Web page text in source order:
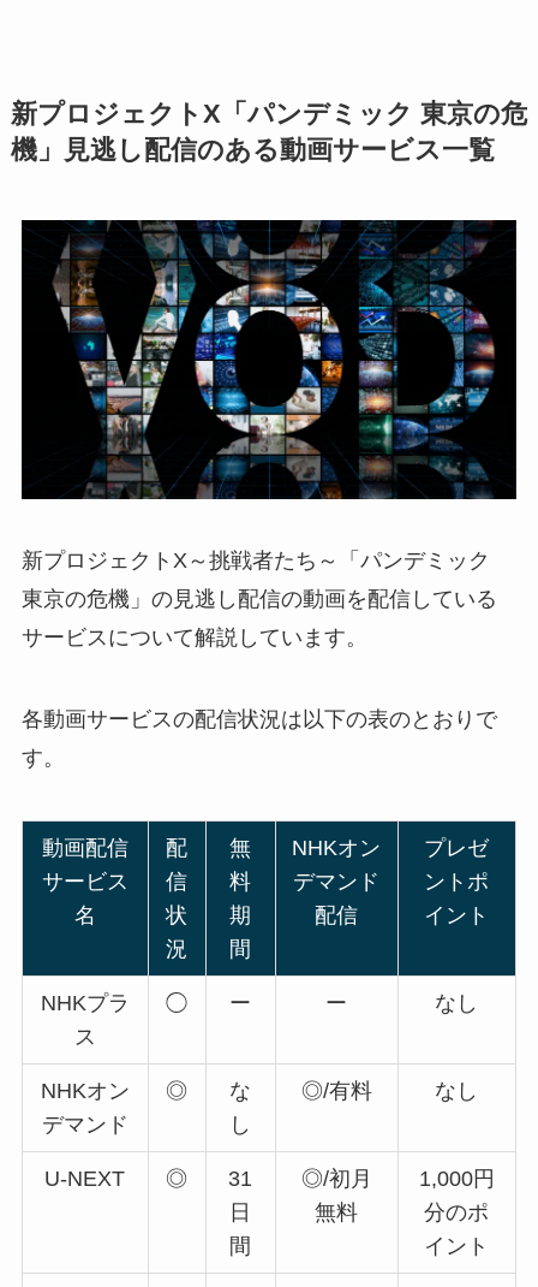
新プロジェクトX「パンデミック 東京の危
機」見逃し配信のある動画サービス一覧
新プロジェクトX～挑戦者たち～「パンデミック
東京の危機」の見逃し配信の動画を配信している
サービスについて解説しています。
各動画サービスの配信状況は以下の表のとおりで
す。
動画配信
サービス
名
配
信
状
況
無
料
期
間
NHKオン
デマンド
配信
プレゼ
ントポ
イント
NHKプラ
ス
◯ ー ー なし
NHKオン
デマンド
◎
な
し
◎/有料 なし
U-NEXT ◎
31
日
間
◎/初月
無料
1,000円
分のポ
イント